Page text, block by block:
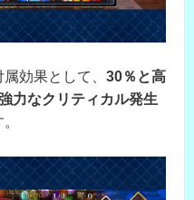
効果として、 30％と高
力なクリティカル発生